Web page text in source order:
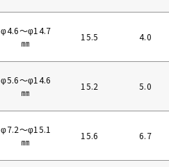
φ4.6〜φ14.7
㎜
15.5 4.0
φ5.6〜φ14.6
㎜
15.2 5.0
φ7.2〜φ15.1
㎜
15.6 6.7